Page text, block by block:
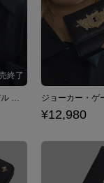
ジョーカー・ゲームモデル 腕時計
¥12,980